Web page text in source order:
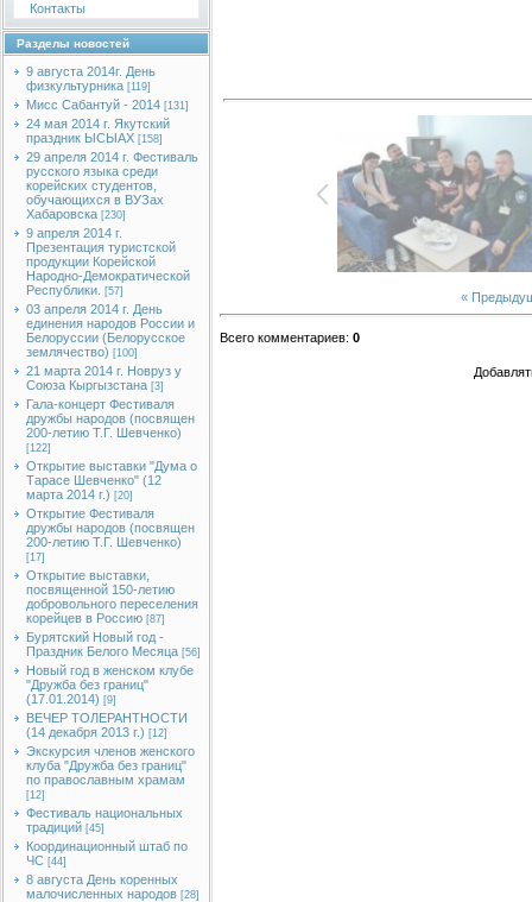
Контакты
Разделы новостей
9 августа 2014г. День
физкультурника [119]
Мисс Сабантуй - 2014 [131]
24 мая 2014 г. Якутский
праздник ЫСЫАХ [158]
29 апреля 2014 г. Фестиваль
русского языка среди
корейских студентов,
обучающихся в ВУЗах
Хабаровска [230]
9 апреля 2014 г.
Презентация туристской
продукции Корейской
Народно-Демократической
Республики.
[57]
03 апреля 2014 г. День
единения народов России и
Белоруссии (Белорусское
землячество) [100]
21 марта 2014 г. Новруз у
Союза Кыргызстана [3]
Гала-концерт Фестиваля
дружбы народов (посвящен
200-летию Т.Г. Шевченко)
[122]
Открытие выставки "Дума о
Тарасе Шевченко" (12
марта 2014 г.) [20]
Открытие Фестиваля
дружбы народов (посвящен
200-летию Т.Г. Шевченко)
[17]
Открытие выставки,
посвященной 150-летию
добровольного переселения
корейцев в Россию [87]
Бурятский Новый год -
Праздник Белого Месяца [56]
Новый год в женском клубе
"Дружба без границ"
(17.01.2014) [9]
ВЕЧЕР ТОЛЕРАНТНОСТИ
(14 декабря 2013 г.) [12]
Экскурсия членов женского
клуба "Дружба без границ"
по православным храмам
[12]
Фестиваль национальных
традиций [45]
Координационный штаб по
ЧС [44]
8 августа День коренных
малочисленных народов [28]
«
Всего комментариев: 0